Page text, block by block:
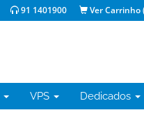
91 1401900 Ver Carrinho
VPS Dedicados